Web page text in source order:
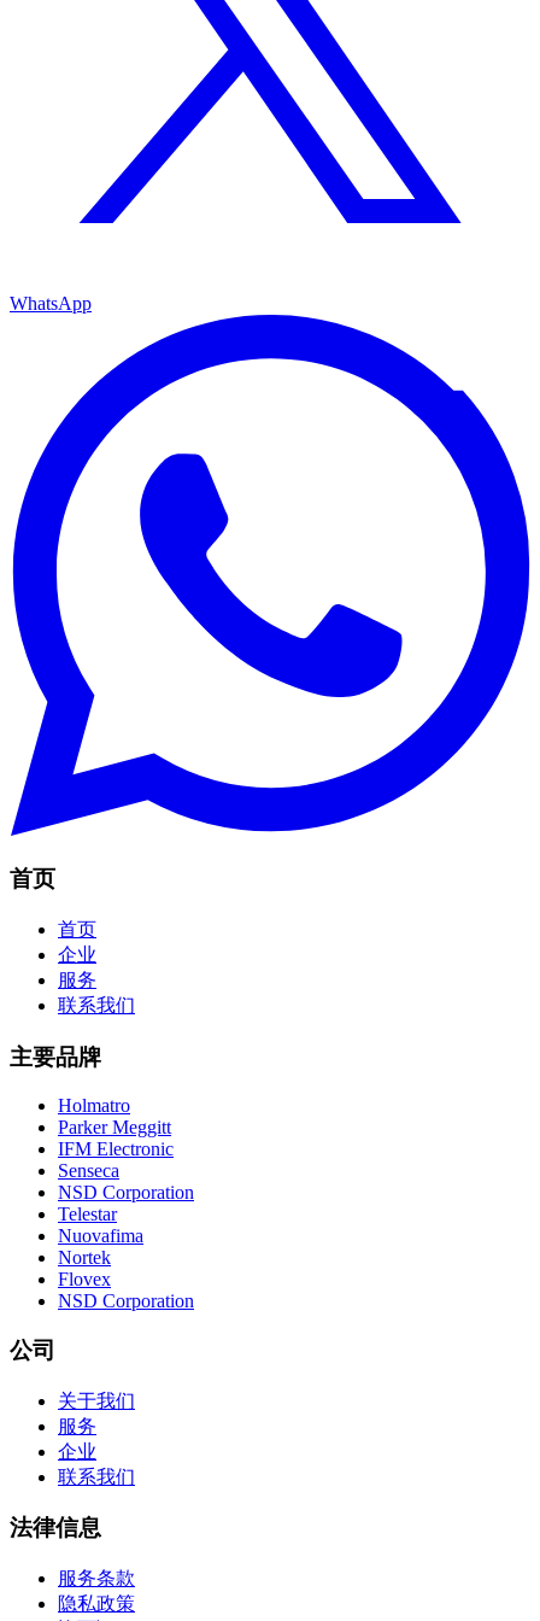
WhatsApp
首页
首页
企业
服务
联系我们
主要品牌
Holmatro
Parker Meggitt
IFM Electronic
Senseca
NSD Corporation
Telestar
Nuovafima
Nortek
Flovex
NSD Corporation
公司
关于我们
服务
企业
联系我们
法律信息
服务条款
隐私政策